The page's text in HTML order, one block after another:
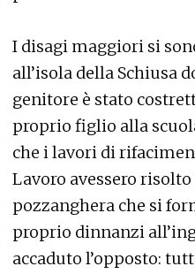
I disagi maggiori si
all’isola della Schiusa
genitore è stato
proprio figlio alla
che i lavori di
Lavoro avessero
pozzanghera che si
proprio dinnanzi
accaduto l’opposto: